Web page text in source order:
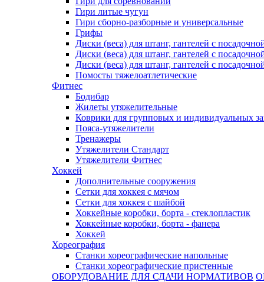
Гири литые чугун
Гири сборно-разборные и универсальные
Грифы
Диски (веса) для штанг, гантелей с
Диски (веса) для штанг, гантелей с
Диски (веса) для штанг, гантелей с
Помосты тяжелоатлетические
Фитнес
Бодибар
Жилеты утяжелительные
Коврики для групповых и индивидуальных
Пояса-утяжелители
Тренажеры
Утяжелители Стандарт
Утяжелители Фитнес
Хоккей
Дополнительные сооружения
Сетки для хоккея с мячом
Сетки для хоккея с шайбой
Хоккейные коробки, борта - стеклопластик
Хоккейные коробки, борта - фанера
Хоккей
Хореография
Станки хореографические напольные
Станки хореографические пристенные
ОБОРУДОВАНИЕ ДЛЯ СДАЧИ НОРМАТИВОВ